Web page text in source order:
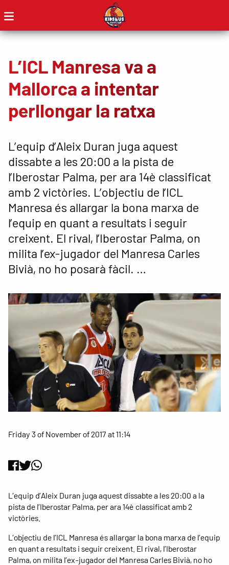
L’ICL Manresa va a
Mallorca a intentar
perllongar la ratxa
L’equip d’Aleix Duran juga aquest
dissabte a les 20:00 a la pista de
l’Iberostar Palma, per ara 14è classificat
amb 2 victòries. L’objectiu de l’ICL
Manresa és allargar la bona marxa de
l’equip en quant a resultats i seguir
creixent. El rival, l’Iberostar Palma, on
milita l’ex-jugador del Manresa Carles
Bivià, no ho posarà fàcil. …
Friday 3 of November of 2017 at 11:14
L’equip d’Aleix Duran juga aquest dissabte a les 20:00 a la
pista de l’Iberostar Palma, per ara 14è classificat amb 2
victòries.
L’objectiu de l’ICL Manresa és allargar la bona marxa de l’equip
en quant a resultats i seguir creixent. El rival, l’Iberostar
Palma, on milita l’ex-jugador del Manresa Carles Bivià, no ho